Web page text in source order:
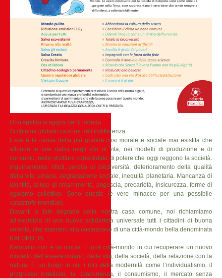
Uno spettro si aggira per il mondo.
Si chiama globalizzazione dell’indifferenza.
Essa è la causa della più grande crisi morale e sociale mai esistita che
affonda le sue radici negli stili di vita, nei modelli di produzione e di
consumo, nelle strutture consolidate di potere che oggi reggono la società.
Inquinamento, rifiuti, perdita di biodiversità, deterioramento della qualità
della vita umana, degradazione sociale, inequità planetaria. Mancanza di
identità, senso di smarrimento, angoscia, precarietà, insicurezza, forme di
egoismo collettivo. Sono queste le vere minacce per una possibile
catastrofe mondiale.
Davanti a tale degrado della nostra casa comune, noi richiamiamo
all’esercizio di una nuova solidarietà universale tutti i cittadini di buona
volontà, che aspirano alla costruzione di una città-mondo bella denominata
KALOPOLIS.
Kalopolis non è un’utopia. È una città-mondo in cui recuperare un nuovo
modello dell’essere umano, della vita, della società, della relazione con la
natura. È un luogo in cui i miti della modernità come l’individualismo, il
progresso indefinito, la concorrenza, il consumismo, il mercato senza